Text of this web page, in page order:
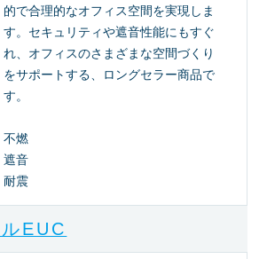
的で合理的なオフィス空間を実現しま
す。セキュリティや遮音性能にもすぐ
れ、オフィスのさまざまな空間づくり
をサポートする、ロングセラー商品で
す。
不燃
遮音
耐震
EUC